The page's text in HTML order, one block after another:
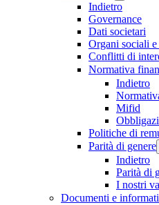
Indietro
Governance
Dati societari
Organi sociali
Conflitti di
Normativa
Indietro
Mifid
Politiche di
Parità di genere
Indietro
Parità di
I nostri
Documenti e